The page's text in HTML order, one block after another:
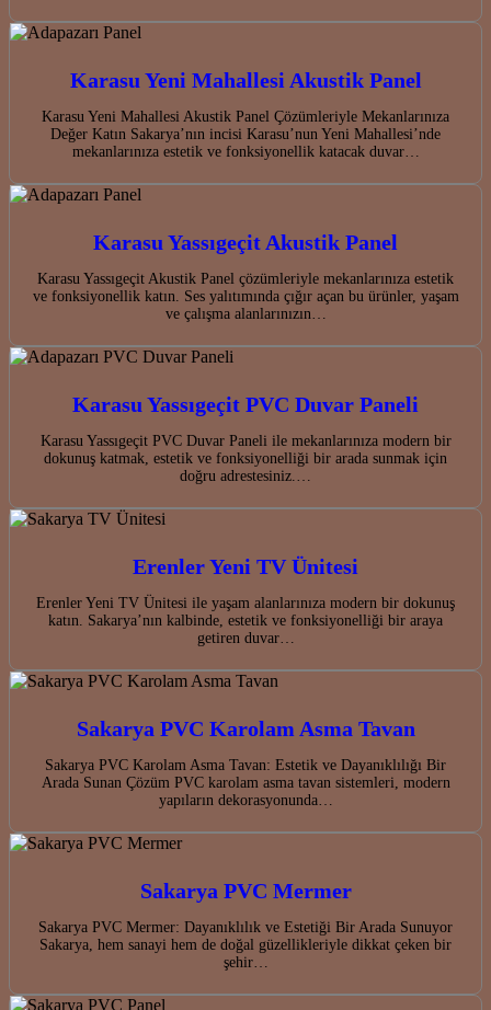
Karasu Yeni Mahallesi Akustik Panel
Karasu Yeni Mahallesi Akustik Panel Çözümleriyle Mekanlarınıza
Değer Katın Sakarya’nın incisi Karasu’nun Yeni Mahallesi’nde
mekanlarınıza estetik ve fonksiyonellik katacak duvar…
Karasu Yassıgeçit Akustik Panel
Karasu Yassıgeçit Akustik Panel çözümleriyle mekanlarınıza estetik
ve fonksiyonellik katın. Ses yalıtımında çığır açan bu ürünler, yaşam
ve çalışma alanlarınızın…
Karasu Yassıgeçit PVC Duvar Paneli
Karasu Yassıgeçit PVC Duvar Paneli ile mekanlarınıza modern bir
dokunuş katmak, estetik ve fonksiyonelliği bir arada sunmak için
doğru adrestesiniz.…
Erenler Yeni TV Ünitesi
Erenler Yeni TV Ünitesi ile yaşam alanlarınıza modern bir dokunuş
katın. Sakarya’nın kalbinde, estetik ve fonksiyonelliği bir araya
getiren duvar…
Sakarya PVC Karolam Asma Tavan
Sakarya PVC Karolam Asma Tavan: Estetik ve Dayanıklılığı Bir
Arada Sunan Çözüm PVC karolam asma tavan sistemleri, modern
yapıların dekorasyonunda…
Sakarya PVC Mermer
Sakarya PVC Mermer: Dayanıklılık ve Estetiği Bir Arada Sunuyor
Sakarya, hem sanayi hem de doğal güzellikleriyle dikkat çeken bir
şehir…